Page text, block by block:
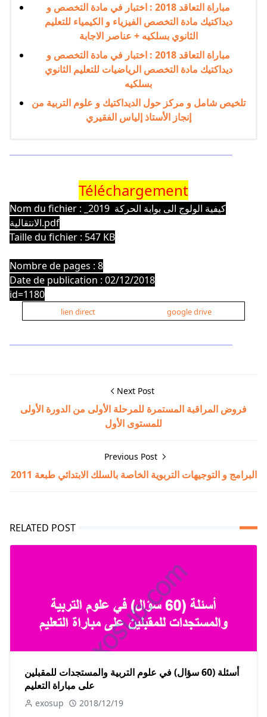
مباراة التعاقد 2018 : اختبار في مادة التخصص و
ديداكتيك مادة التخصص الفيزياء و الكيمياء للتعليم
الثانوي بسلكيه + عناصر الاجابة
مباراة التعاقد 2018 : اختبار في مادة التخصص و
ديداكتيك مادة التخصص الرياضيات للتعليم الثانوي
بسلكيه
تلخيص شامل و مركز حول الديداكتيك و علوم التربية من
إنجاز الأستاذ إلياس الفقيري
Téléchargement
Nom du fichier : _2019 كيفية الولوج الى بوابة الحركة
الانتقالية.pdf
Taille du fichier : 547 KB
Nombre de pages : 8
Date de publication : 02/12/2018
id=1180
lien direct google drive
Next Post
فروض المراقبة المستمرة للمرحلة الأولى من الدورة الأولى
للمستوى الأول
Previous Post
البرامج و التوجيهات التربوية الخاصة بالسلك الابتدائي طبعة 2011
RELATED POST
أسئلة (60 سؤال) في علوم التربية والمستجدات للمقبلين
على مباراة التعليم
exosup 2018/12/19